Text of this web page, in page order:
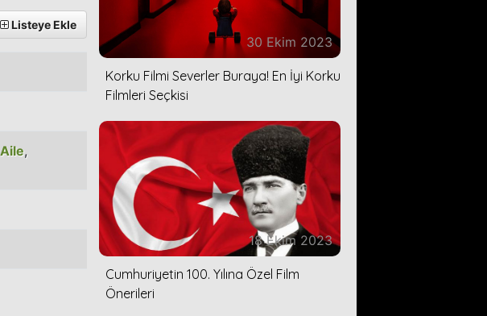
Listeye Ekle
Aile,
30 Ekim 2023
Korku Filmi Severler Buraya! En İyi Korku
Filmleri Seçkisi
18 Ekim 2023
Cumhuriyetin 100. Yılına Özel Film
Önerileri